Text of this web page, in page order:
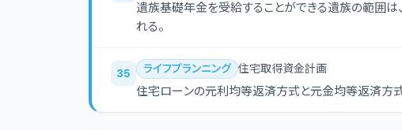
遺族基礎年金を受給することができる遺族の範囲は
れる。
35 ライフプランニング 住宅取得資金計画
住宅ローンの元利均等返済方式と元金均等返済方式